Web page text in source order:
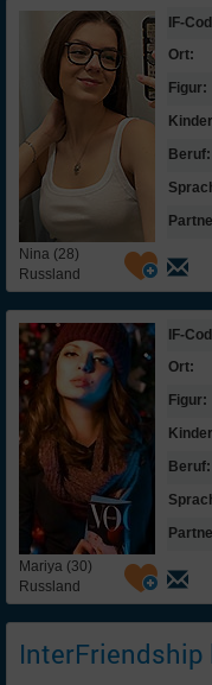
Nina (28)
Russland
IF-
Ort:
Figur:
Beruf:
Mariya (30)
Russland
IF-
Ort:
Figur:
Beruf: